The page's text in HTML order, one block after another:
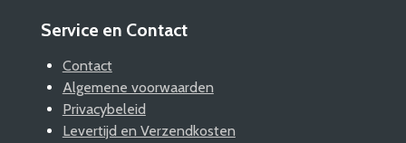
Service en Contact
Contact
Algemene voorwaarden
Privacybeleid
Levertijd en Verzendkosten